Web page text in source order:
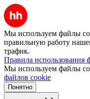
Мы используем файлы
правильную работу
трафик.
Правила использования
Мы используем файлы
файлов cookie
Понятно